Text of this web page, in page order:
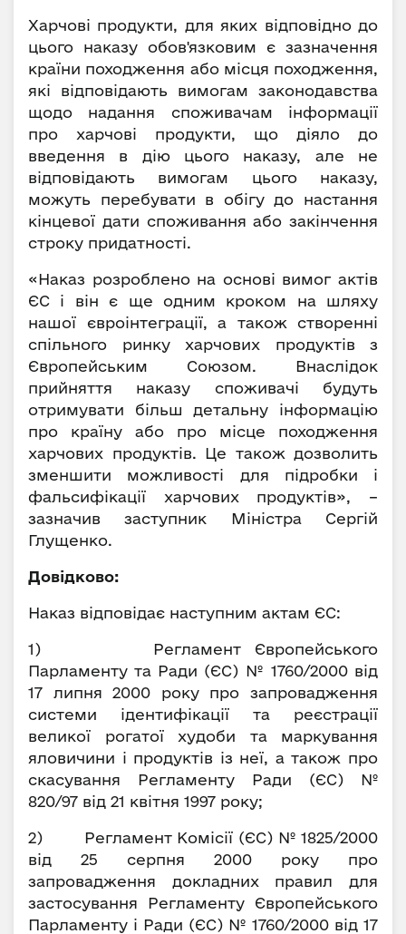
Харчові продукти, для яких відповідно до
цього наказу обов'язковим є зазначення
країни походження або місця походження,
які відповідають вимогам законодавства
щодо надання споживачам інформації
про харчові продукти, що діяло до
введення в дію цього наказу, але не
відповідають вимогам цього наказу,
можуть перебувати в обігу до настання
кінцевої дати споживання або закінчення
строку придатності.
«Наказ розроблено на основі вимог актів
ЄС і він є ще одним кроком на шляху
нашої євроінтеграції, а також створенні
спільного ринку харчових продуктів з
Європейським Союзом. Внаслідок
прийняття наказу споживачі будуть
отримувати більш детальну інформацію
про країну або про місце походження
харчових продуктів. Це також дозволить
зменшити можливості для підробки і
фальсифікації харчових продуктів», –
зазначив заступник Міністра Сергій
Глущенко.
Довідково:
Наказ відповідає наступним актам ЄС:
1) Регламент Європейського
Парламенту та Ради (ЄС) № 1760/2000 від
17 липня 2000 року про запровадження
системи ідентифікації та реєстрації
великої рогатої худоби та маркування
яловичини і продуктів із неї, а також про
скасування Регламенту Ради (ЄС) №
820/97 від 21 квітня 1997 року;
2) Регламент Комісії (ЄС) № 1825/2000
від 25 серпня 2000 року про
запровадження докладних правил для
застосування Регламенту Європейського
Парламенту і Ради (ЄС) № 1760/2000 від 17